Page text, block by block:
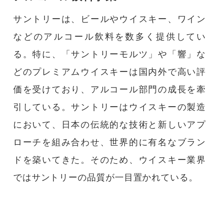
サントリーは、ビールやウイスキー、ワイン
などのアルコール飲料を数多く提供してい
る。特に、「サントリーモルツ」や「響」な
どのプレミアムウイスキーは国内外で高い評
価を受けており、アルコール部門の成長を牽
引している。サントリーはウイスキーの製造
において、日本の伝統的な技術と新しいアプ
ローチを組み合わせ、世界的に有名なブラン
ドを築いてきた。そのため、ウイスキー業界
ではサントリーの品質が一目置かれている。